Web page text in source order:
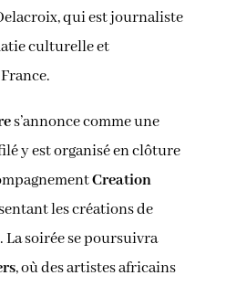
qui est journaliste
culturelle et
s’annonce comme une
y est organisé en clôture
Creation
les créations de
soirée se poursuivra
, où des artistes africains